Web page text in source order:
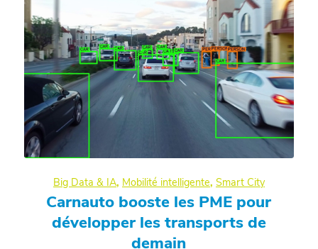
Big Data & IA, Mobilité intelligente, Smart City
Carnauto booste les PME pour
développer les transports de
demain